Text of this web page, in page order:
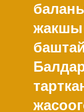
жакшы